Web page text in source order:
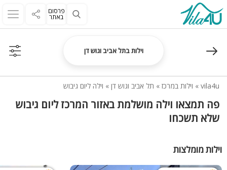
פרסום
באתר
וילות בתל אביב וגוש דן
vila4u
» וילות במרכז » תל אביב וגוש דן » וילה ליום גיבוש
פה תמצאו וילה מושלמת באזור המרכז ליום גיבוש
שלא תשכחו
וילות מומלצות